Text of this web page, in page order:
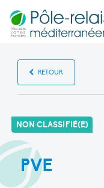
RETOUR
NON CLASSIFIÉ(E)
PVE